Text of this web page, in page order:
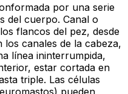
por una serie
del cuerpo. Canal o
flancos del pez, desde
canales de la cabeza,
línea ininterrumpida,
estar cortada en
triple. Las células
pueden